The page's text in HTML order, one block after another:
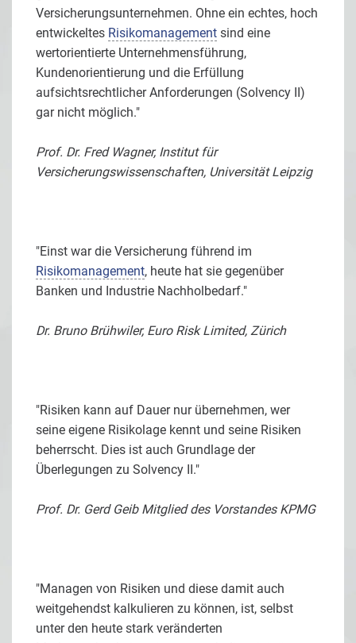
Versicherungsunternehmen. Ohne ein echtes, hoch
entwickeltes Risikomanagement sind eine
wertorientierte Unternehmensführung,
Kundenorientierung und die Erfüllung
aufsichtsrechtlicher Anforderungen (Solvency II)
gar nicht möglich."
Prof. Dr. Fred Wagner, Institut für
Versicherungswissenschaften, Universität Leipzig
"Einst war die Versicherung führend im
Risikomanagement, heute hat sie gegenüber
Banken und Industrie Nachholbedarf."
Dr. Bruno Brühwiler, Euro Risk Limited, Zürich
"Risiken kann auf Dauer nur übernehmen, wer
seine eigene Risikolage kennt und seine Risiken
beherrscht. Dies ist auch Grundlage der
Überlegungen zu Solvency II."
Prof. Dr. Gerd Geib Mitglied des Vorstandes KPMG
"Managen von Risiken und diese damit auch
weitgehendst kalkulieren zu können, ist, selbst
unter den heute stark veränderten